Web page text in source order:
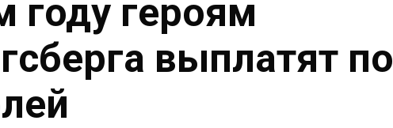
героям
выплатят по